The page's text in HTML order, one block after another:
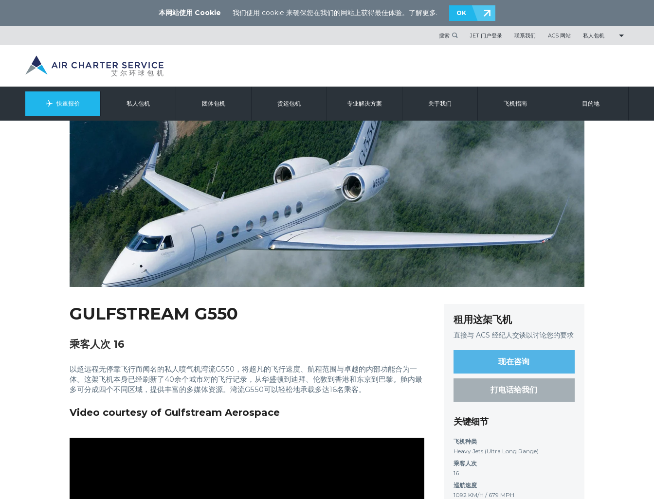
本网站使用 Cookie 我们使用 cookie 来确保您在我们的网站上获得最佳体验。 了解更多. OK
搜索 JET 门户登录 联系我们 ACS 网站 私人包机
快速报价 私人包机 团体包机 货运包机 专业解决方案 关于我们 飞机指南 目的地
GULFSTREAM G550
乘客人次 16
以超远程无停靠飞行而闻名的私人喷气机湾流G550，将超凡的飞行速度、航程范围与卓越的内部功能合为一
体。这架飞机本身已经刷新了40余个城市对的飞行记录，从华盛顿到迪拜、伦敦到香港和东京到巴黎。舱内最
多可分成四个不同区域，提供丰富的多媒体资源。湾流G550可以轻松地承载多达16名乘客。
Video courtesy of Gulfstream Aerospace
租用这架飞机
直接与 ACS 经纪人交谈以讨论您的要求
现在咨询
打电话给我们
关键细节
飞机种类
Heavy Jets (Ultra Long Range)
乘客人次
16
巡航速度
1092 KM/H / 679 MPH